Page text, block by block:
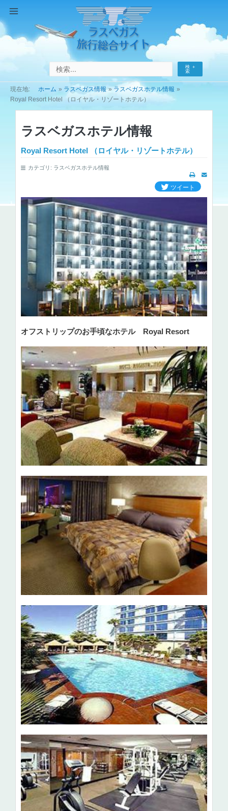
テ
ン
キ
Menu
検
索
ホーム ラスベガス情報
ラスベガスホテル情報
Royal Resort Hotel （ロイヤル・リゾートホテル）
ラスベガスホテル情報
Royal Resort Hotel （ロイヤル・リゾートホテル）
カテゴリ: ラスベガスホテル情報
オフストリップのお手頃なホテル Royal Resort
ツイート